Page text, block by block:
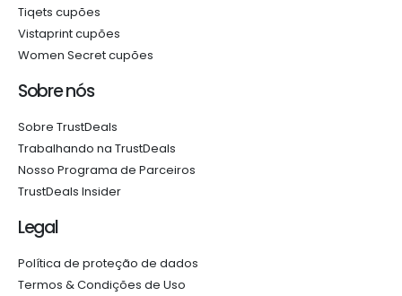
Tiqets cupões
Vistaprint cupões
Women Secret cupões
Sobre nós
Sobre TrustDeals
Trabalhando na TrustDeals
Nosso Programa de Parceiros
TrustDeals Insider
Legal
Política de proteção de dados
Termos & Condições de Uso